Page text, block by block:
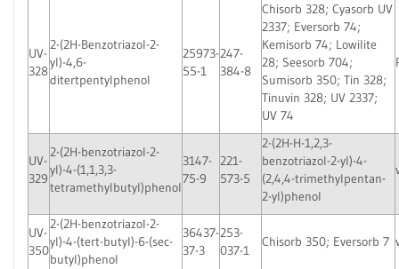
UV-
328
2-(2H-Benzotriazol-2-
yl)-4,6-
ditertpentylphenol
25973-
55-1
247-
384-8
Chisorb 328; Cyasorb UV
2337; Eversorb 74;
Kemisorb 74; Lowilite
28; Seesorb 704;
Sumisorb 350; Tin 328;
Tinuvin 328; UV 2337;
UV 74
UV-
329
2-(2H-benzotriazol-2-
yl)-4-(1,1,3,3-
tetramethylbutyl)phenol
3147-
75-9
221-
573-5
2-(2H-H-1,2,3-
benzotriazol-2-yl)-4-
(2,4,4-trimethylpentan-
2-yl)phenol
UV-
350
2-(2H-benzotriazol-2-
yl)-4-(tert-butyl)-6-(sec-
butyl)phenol
36437-
37-3
253-
037-1
Chisorb 350; Eversorb 7